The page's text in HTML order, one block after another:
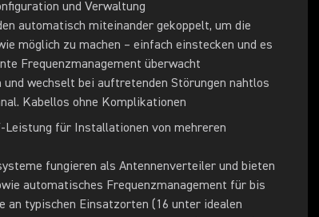
und Verwaltung
automatisch miteinander gekoppelt, um die
möglich zu machen – einfach einstecken und es
Frequenzmanagement überwacht
wechselt bei auftretenden Störungen nahtlos
Kabellos ohne Komplikationen
Leistung für Installationen von mehreren
fungieren als Antennenverteiler und bieten
automatisches Frequenzmanagement für bis
an typischen Einsatzorten (16 unter idealen